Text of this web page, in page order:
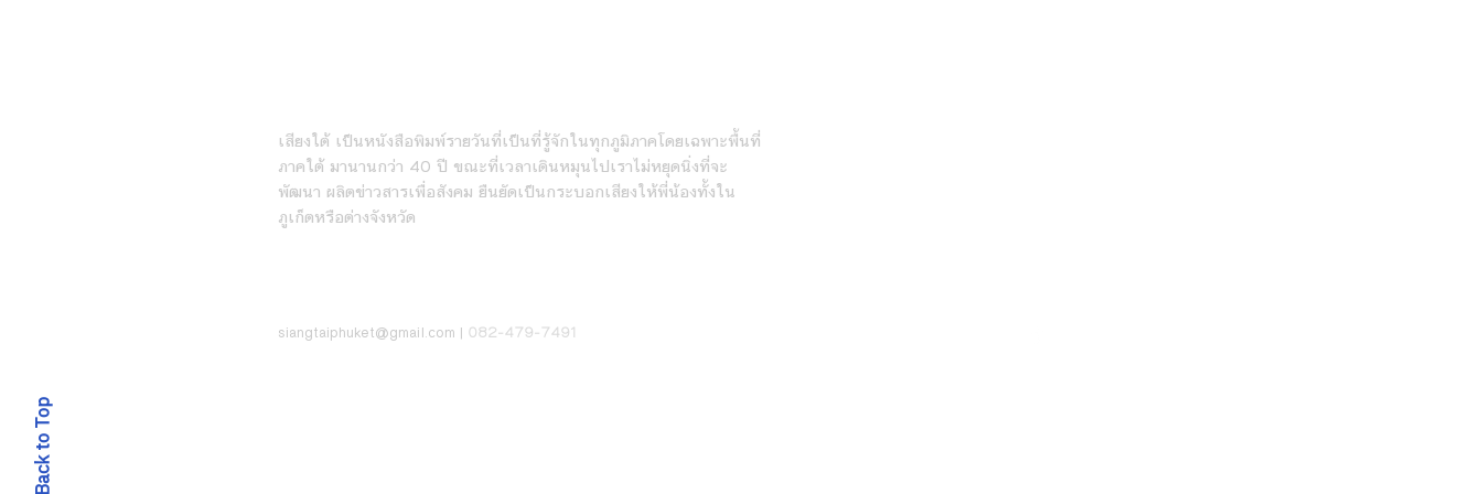
Back to Top
เสียงใต้ เป็นหนังสือพิมพ์รายวันที่เป็นที่รู้จักในทุกภูมิภาคโดยเฉพาะพื้นที่
ภาคใต้ มานานกว่า 40 ปี ขณะที่เวลาเดินหมุนไปเราไม่หยุดนิ่งที่จะ
พัฒนา ผลิตข่าวสารเพื่อสังคม ยืนยัดเป็นกระบอกเสียงให้พี่น้องทั้งใน
ภูเก็ตหรือต่างจังหวัด
siangtaiphuket@gmail.com | 082-479-7491